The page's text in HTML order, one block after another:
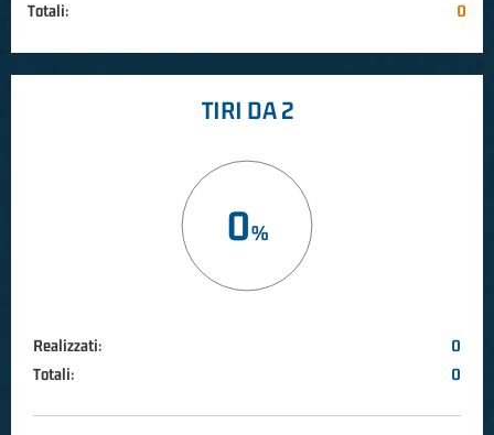
Totali:
0
TIRI DA 2
0
Realizzati:
0
Totali:
0